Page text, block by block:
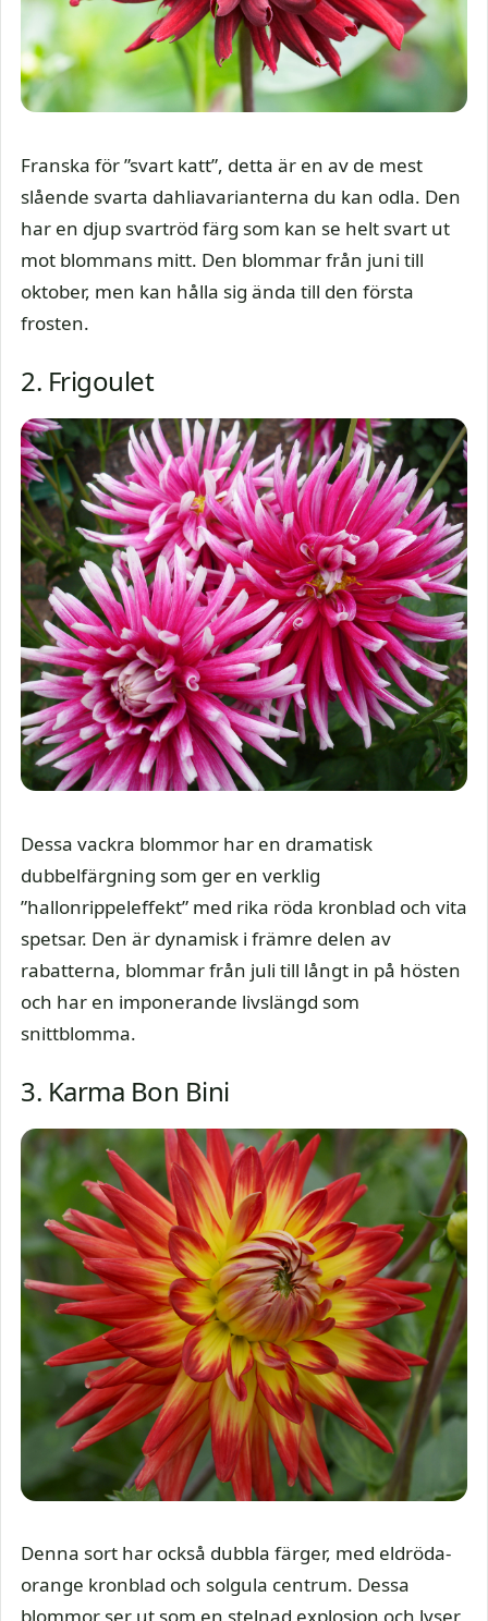
Franska för ”svart katt”, detta är en av de mest
slående svarta dahliavarianterna du kan odla. Den
har en djup svartröd färg som kan se helt svart ut
mot blommans mitt. Den blommar från juni till
oktober, men kan hålla sig ända till den första
frosten.
2. Frigoulet
Dessa vackra blommor har en dramatisk
dubbelfärgning som ger en verklig
”hallonrippeleffekt” med rika röda kronblad och vita
spetsar. Den är dynamisk i främre delen av
rabatterna, blommar från juli till långt in på hösten
och har en imponerande livslängd som
snittblomma.
3. Karma Bon Bini
Denna sort har också dubbla färger, med eldröda-
orange kronblad och solgula centrum. Dessa